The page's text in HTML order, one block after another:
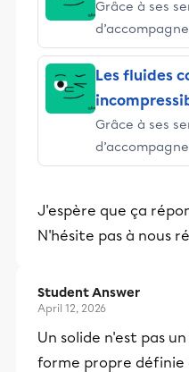
Grâce à ses
stimulants,
et leurs
éducative.
Les fluides
Grâce à ses
stimulants,
éducative.
J'espère que ça
N'hésite pas à nous
Student Answer
April 12, 2026
Un solide n'est pas
forme propre définie